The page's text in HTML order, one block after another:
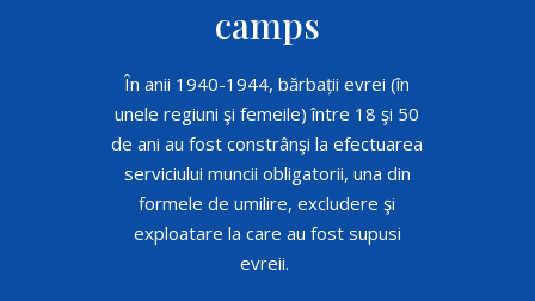
camps
În anii 1940-1944, bărbații evrei (în
unele regiuni şi femeile) între 18 şi 50
de ani au fost constrânşi la efectuarea
serviciului muncii obligatorii, una din
formele de umilire, excludere şi
exploatare la care au fost supusi
evreii.